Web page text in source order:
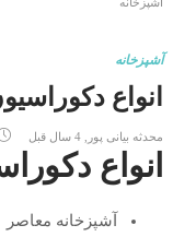
آشپزخانه
انواع
محدثه بیانی پور 4 سال قبل
انواع
آشپزخانه معاصر